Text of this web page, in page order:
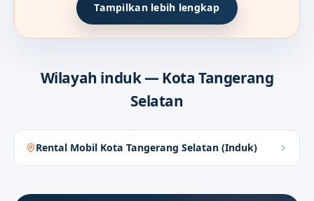
02 Layanan yang paling sering
menjaga mobilitas bisnis tetap
Di Serpong Utara, format seperti Antar-
biasanya paling berguna ketika satu hari
Tampilkan lebih lengkap
Wilayah induk — Kota Tangerang
Selatan
Rental Mobil Kota Tangerang Selatan (Induk)